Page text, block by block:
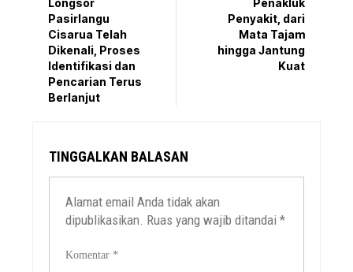
Pasirlangu
Cisarua Telah
Dikenali, Proses
Identifikasi dan
Pencarian Terus
Berlanjut
Penakluk
Penyakit, dari
Mata Tajam
hingga Jantung
Kuat
TINGGALKAN BALASAN
Alamat email Anda tidak akan
dipublikasikan. Ruas yang wajib ditandai*
Komentar *